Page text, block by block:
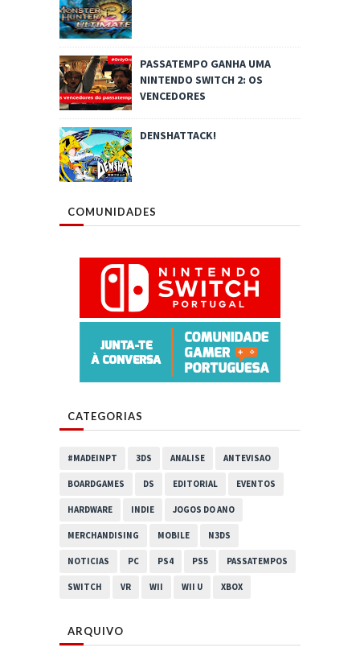
PASSATEMPO GANHA UMA
NINTENDO SWITCH 2: OS
VENCEDORES
DENSHATTACK!
COMUNIDADES
CATEGORIAS
#MADEINPT 3DS ANALISE ANTEVISAO
BOARDGAMES DS EDITORIAL EVENTOS
HARDWARE INDIE JOGOS DO ANO
MERCHANDISING MOBILE N3DS
NOTICIAS PC PS4 PS5 PASSATEMPOS
SWITCH VR WII WII U XBOX
ARQUIVO